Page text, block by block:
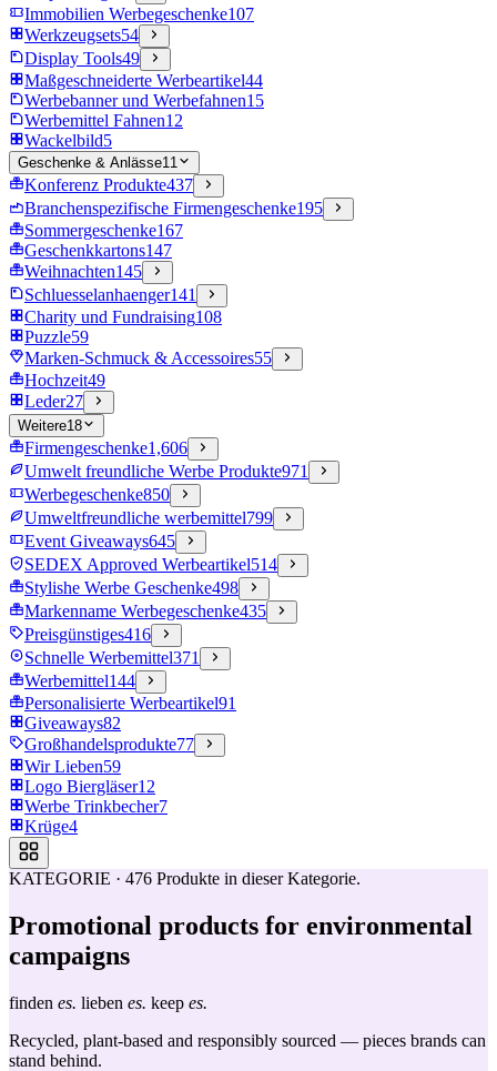
Immobilien Werbegeschenke107
Werkzeugsets54
Display Tools49
Maßgeschneiderte Werbeartikel44
Werbebanner und Werbefahnen15
Werbemittel Fahnen12
Wackelbild5
Geschenke & Anlässe11
Konferenz Produkte437
Branchenspezifische Firmengeschenke195
Sommergeschenke167
Geschenkkartons147
Weihnachten145
Schluesselanhaenger141
Charity und Fundraising108
Puzzle59
Marken-Schmuck & Accessoires55
Hochzeit49
Leder27
Weitere18
Firmengeschenke1,606
Umwelt freundliche Werbe Produkte971
Werbegeschenke850
Umweltfreundliche werbemittel799
Event Giveaways645
SEDEX Approved Werbeartikel514
Stylishe Werbe Geschenke498
Markenname Werbegeschenke435
Preisgünstiges416
Schnelle Werbemittel371
Werbemittel144
Personalisierte Werbeartikel91
Giveaways82
Großhandelsprodukte77
Wir Lieben59
Logo Biergläser12
Werbe Trinkbecher7
Krüge4
KATEGORIE · 476 Produkte in dieser Kategorie.
Promotional products for environmental
campaigns
finden es. lieben es. keep es.
Recycled, plant-based and responsibly sourced — pieces brands can
stand behind.